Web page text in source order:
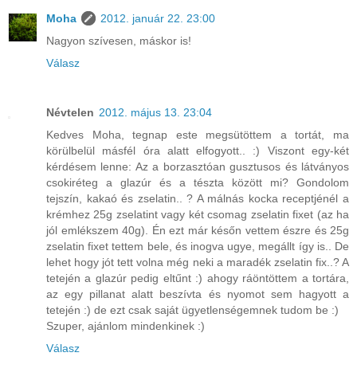
Moha
2012. január 22. 23:00
Nagyon szívesen, máskor is!
Válasz
Névtelen 2012. május 13. 23:04
Kedves Moha, tegnap este megsütöttem a tortát, ma
körülbelül másfél óra alatt elfogyott.. :) Viszont egy-két
kérdésem lenne: Az a borzasztóan gusztusos és látványos
csokiréteg a glazúr és a tészta között mi? Gondolom
tejszín, kakaó és zselatin.. ? A málnás kocka receptjénél a
krémhez 25g zselatint vagy két csomag zselatin fixet (az ha
jól emlékszem 40g). Én ezt már későn vettem észre és 25g
zselatin fixet tettem bele, és inogva ugye, megállt így is.. De
lehet hogy jót tett volna még neki a maradék zselatin fix..? A
tetején a glazúr pedig eltűnt :) ahogy ráöntöttem a tortára,
az egy pillanat alatt beszívta és nyomot sem hagyott a
tetején :) de ezt csak saját ügyetlenségemnek tudom be :)
Szuper, ajánlom mindenkinek :)
Válasz